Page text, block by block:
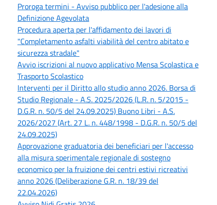
Proroga termini - Avviso pubblico per l'adesione alla
Definizione Agevolata
Procedura aperta per l'affidamento dei lavori di
"Completamento asfalti viabilità del centro abitato e
sicurezza stradale"
Avvio iscrizioni al nuovo applicativo Mensa Scolastica e
Trasporto Scolastico
Interventi per il Diritto allo studio anno 2026. Borsa di
Studio Regionale - A.S. 2025/2026 (L.R. n. 5/2015 -
D.G.R. n. 50/5 del 24.09.2025) Buono Libri - A.S.
2026/2027 (Art. 27 L. n. 448/1998 - D.G.R. n. 50/5 del
24.09.2025)
Approvazione graduatoria dei beneficiari per l'accesso
alla misura sperimentale regionale di sostegno
economico per la fruizione dei centri estivi ricreativi
anno 2026 (Deliberazione G.R. n. 18/39 del
22.04.2026)